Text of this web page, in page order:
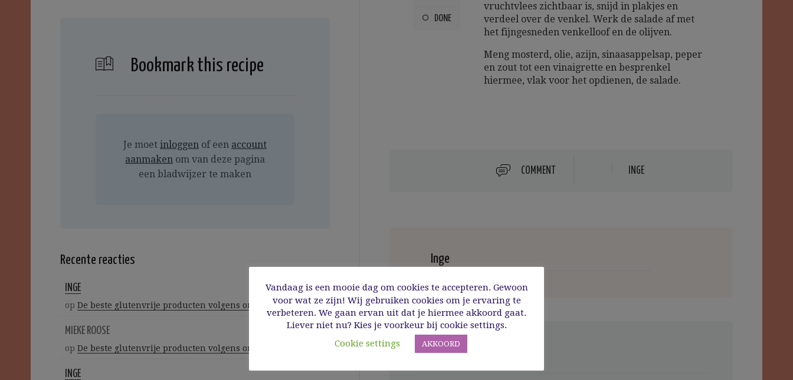
Bookmark this recipe
Je moet inloggen of een account
aanmaken om van deze pagina
een bladwijzer te maken
Recente reacties
INGE
op De beste glutenvrije producten volgens ons
MIEKE ROOSE
op De beste glutenvrije producten volgens ons
INGE
DONE
vruchtvlees zichtbaar is, snijd in plakjes en
verdeel over de venkel. Werk de salade af met
het fijngesneden venkelloof en de olijven.
Meng mosterd, olie, azijn, sinaasappelsap, peper
en zout tot een vinaigrette en besprenkel
hiermee, vlak voor het opdienen, de salade.
COMMENT INGE
Inge
Recipe Reviews
Vandaag is een mooie dag om cookies te accepteren. Gewoon
voor wat ze zijn! Wij gebruiken cookies om je ervaring te
verbeteren. We gaan ervan uit dat je hiermee akkoord gaat.
Liever niet nu? Kies je voorkeur bij cookie settings.
Cookie settings
AKKOORD